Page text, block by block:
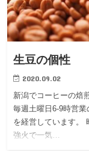
生豆の個性
2020.09.02
新潟でコーヒーの焙
毎週土曜日6-9時営
を経営しています。
強火で一気…